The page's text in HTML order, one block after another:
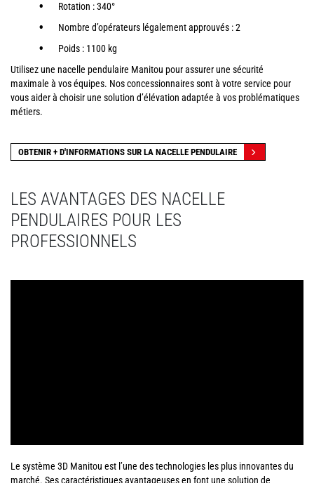
Rotation : 340°
Nombre d’opérateurs légalement approuvés : 2
Poids : 1100 kg
Utilisez une nacelle pendulaire Manitou pour assurer une sécurité
maximale à vos équipes. Nos concessionnaires sont à votre service pour
vous aider à choisir une solution d’élévation adaptée à vos problématiques
métiers.
OBTENIR + D'INFORMATIONS SUR LA NACELLE PENDULAIRE
LES AVANTAGES DES NACELLE
PENDULAIRES POUR LES
PROFESSIONNELS
Le système 3D Manitou est l’une des technologies les plus innovantes du
marché. Ses caractéristiques avantageuses en font une solution de